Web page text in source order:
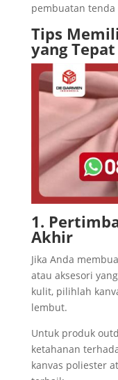
pembuatan
Tips
yang Tepat
1.
Akhir
Jika Anda
atau aksesori
kulit, pilihlah
lembut.
Untuk produk
ketahanan
kanvas poliester